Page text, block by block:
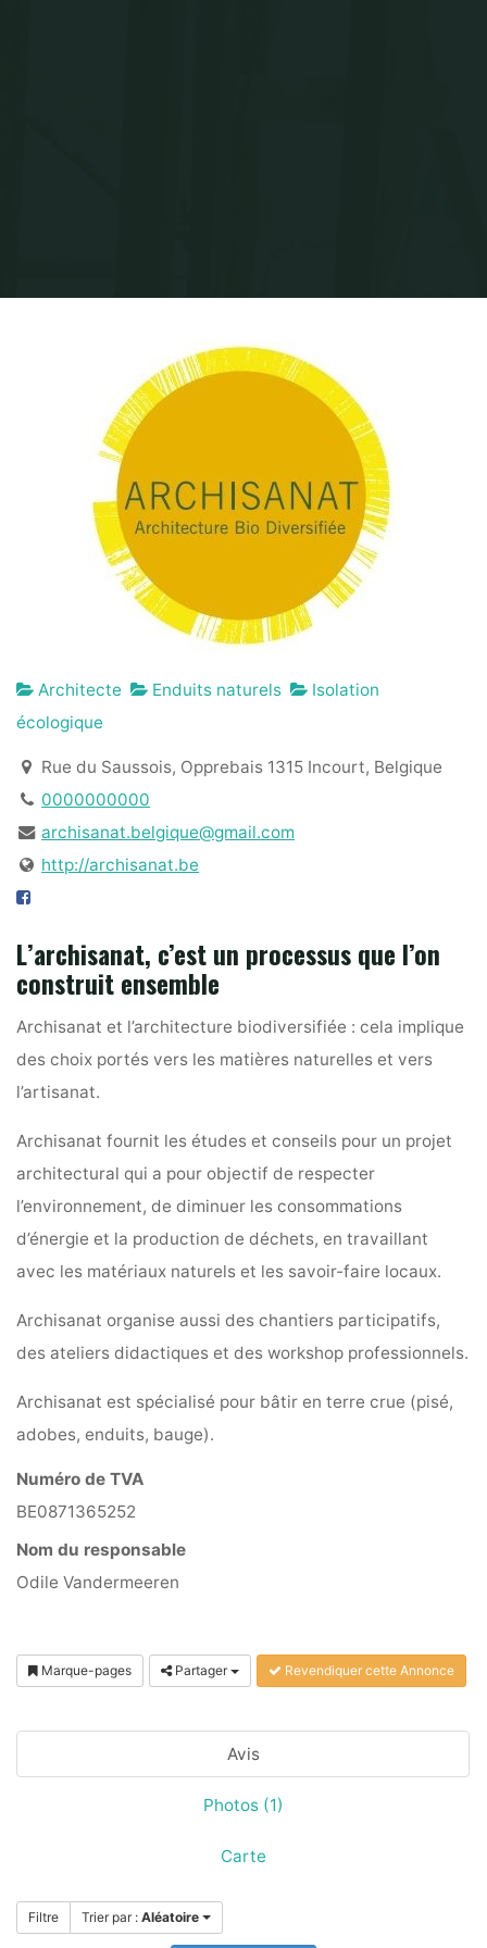
Architecte Enduits naturels
Isolation
écologique
Rue du Saussois, Opprebais 1315 Incourt, Belgique
0000000000
archisanat.belgique@gmail.com
http://archisanat.be
L’archisanat, c’est un processus que l’on
construit ensemble
Archisanat et l’architecture biodiversifiée : cela implique
des choix portés vers les matières naturelles et vers
l’artisanat.
Archisanat fournit les études et conseils pour un projet
architectural qui a pour objectif de respecter
l’environnement, de diminuer les consommations
d’énergie et la production de déchets, en travaillant
avec les matériaux naturels et les savoir-faire locaux.
Archisanat organise aussi des chantiers participatifs,
des ateliers didactiques et des workshop professionnels.
Archisanat est spécialisé pour bâtir en terre crue (pisé,
adobes, enduits, bauge).
Numéro de TVA
BE0871365252
Nom du responsable
Odile Vandermeeren
Marque-pages Partager Revendiquer cette Annonce
Avis
Photos (1)
Carte
Filtre Trier par :Aléatoire